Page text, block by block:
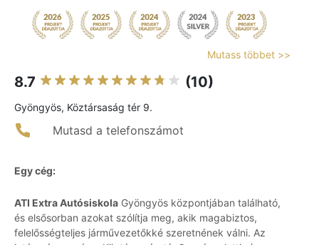
Mutass többet >>
8.7 (10)
Gyöngyös, Köztársaság tér 9.
Mutasd a telefonszámot
Egy cég:
ATI Extra Autósiskola Gyöngyös központjában található,
és elsősorban azokat szólítja meg, akik magabiztos,
felelősségteljes járművezetőkké szeretnének válni. Az